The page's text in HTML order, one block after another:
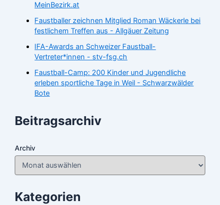
MeinBezirk.at
Faustballer zeichnen Mitglied Roman Wäckerle bei
festlichem Treffen aus - Allgäuer Zeitung
IFA-Awards an Schweizer Faustball-
Vertreter*innen - stv-fsg.ch
Faustball-Camp: 200 Kinder und Jugendliche
erleben sportliche Tage in Weil - Schwarzwälder
Bote
Beitragsarchiv
Archiv
Kategorien